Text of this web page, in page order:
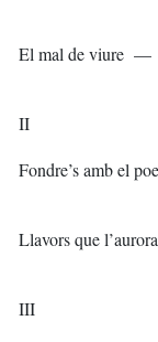
El mal de viure —
II
Fondre’s amb el
Llavors que
III